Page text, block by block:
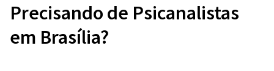
Precisando de Psicanalistas
em Brasília?